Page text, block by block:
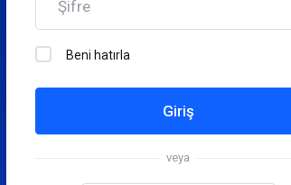
Beni hatırla
Giriş
veya